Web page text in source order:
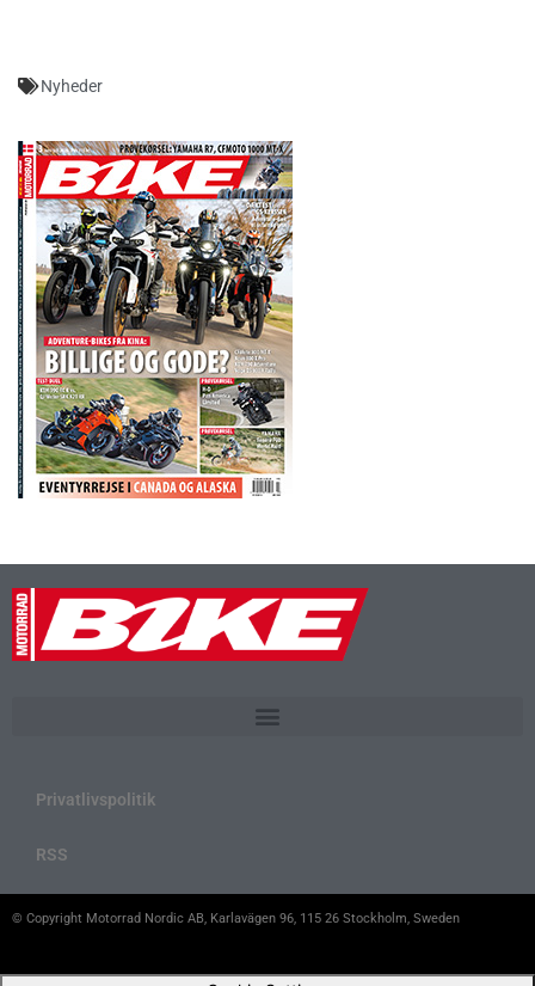
Nyheder
Privatlivspolitik
RSS
© Copyright Motorrad Nordic AB, Karlavägen 96, 115 26 Stockholm, Sweden